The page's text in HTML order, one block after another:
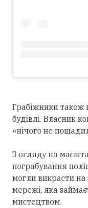
Грабіжники також
будівлі. Власник
«нічого не
З огляду на
пограбування
могли викрасти
мережі, яка
мистецтвом.